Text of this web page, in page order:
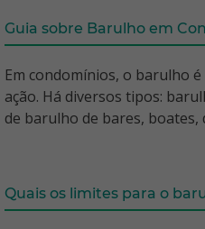
Guia sobre Barulho em
Em condomínios, o barulho
ação. Há diversos tipos:
de barulho de bares, boates,
Quais os limites para o